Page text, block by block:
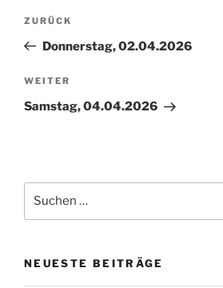
Beitragsnavigation
Vorheriger
Beitrag
ZURÜCK
Donnerstag, 02.04.2026
Nächster
Beitrag
WEITER
Samstag, 04.04.2026
nach:
NEUESTE BEITRÄGE